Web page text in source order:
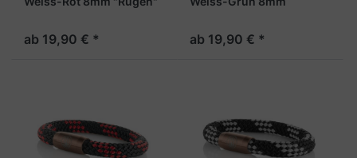
ab 19,90 € * ab 19,90 € *